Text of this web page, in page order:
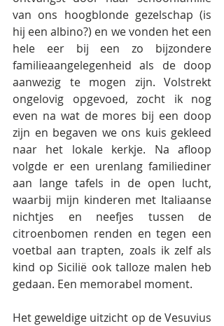
van ons hoogblonde gezelschap (is
hij een albino?) en we vonden het een
hele eer bij een zo bijzondere
familieaangelegenheid als de doop
aanwezig te mogen zijn. Volstrekt
ongelovig opgevoed, zocht ik nog
even na wat de mores bij een doop
zijn en begaven we ons kuis gekleed
naar het lokale kerkje. Na afloop
volgde er een urenlang familiediner
aan lange tafels in de open lucht,
waarbij mijn kinderen met Italiaanse
nichtjes en neefjes tussen de
citroenbomen renden en tegen een
voetbal aan trapten, zoals ik zelf als
kind op Sicilië ook talloze malen heb
gedaan. Een memorabel moment.
Het geweldige uitzicht op de Vesuvius